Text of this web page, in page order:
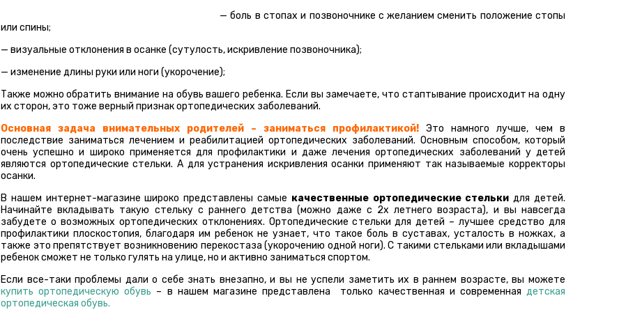
— боль в стопах и позвоночнике с желанием сменить положение стопы
или спины;
— визуальные отклонения в осанке (сутулость, искривление позвоночника);
— изменение длины руки или ноги (укорочение);
Также можно обратить внимание на обувь вашего ребенка. Если вы замечаете, что стаптывание происходит на одну
их сторон, это тоже верный признак ортопедических заболеваний.
Основная задача внимательных родителей – заниматься профилактикой! Это намного лучше, чем в
последствие заниматься лечением и реабилитацией ортопедических заболеваний. Основным способом, который
очень успешно и широко применяется для профилактики и даже лечения ортопедических заболеваний у детей
являются ортопедические стельки. А для устранения искривления осанки применяют так называемые корректоры
осанки.
В нашем интернет-магазине широко представлены самые качественные ортопедические стельки для детей.
Начинайте вкладывать такую стельку с раннего детства (можно даже с 2х летнего возраста), и вы навсегда
забудете о возможных ортопедических отклонениях. Ортопедические стельки для детей – лучшее средство для
профилактики плоскостопия, благодаря им ребенок не узнает, что такое боль в суставах, усталость в ножках, а
также это препятствует возникновению перекостаза (укорочению одной ноги). С такими стельками или вкладышами
ребенок сможет не только гулять на улице, но и активно заниматься спортом.
Если все-таки проблемы дали о себе знать внезапно, и вы не успели заметить их в раннем возрасте, вы можете
купить ортопедическую обувь – в нашем магазине представлена только качественная и современнаядетская
ортопедическая обувь.